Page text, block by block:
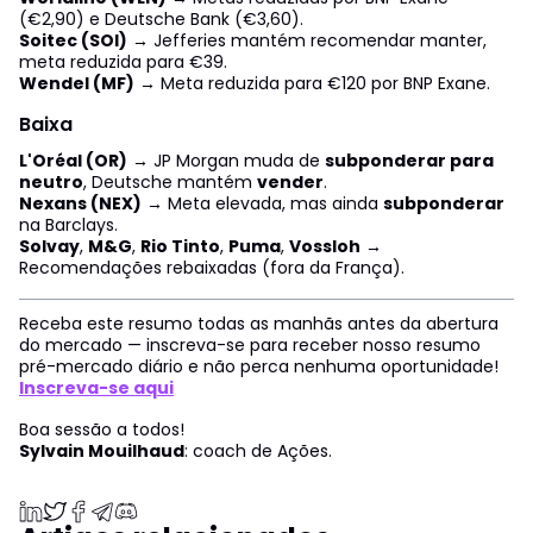
(€2,90) e Deutsche Bank (€3,60).
Soitec (SOI) → Jefferies mantém recomendar manter,
meta reduzida para €39.
Wendel (MF) → Meta reduzida para €120 por BNP Exane.
Baixa
L'Oréal (OR) → JP Morgan muda de subponderar para
neutro, Deutsche mantém vender.
Nexans (NEX) → Meta elevada, mas ainda subponderar
na Barclays.
Solvay, M&G, Rio Tinto, Puma, Vossloh →
Recomendações rebaixadas (fora da França).
Receba este resumo todas as manhãs antes da abertura
do mercado — inscreva-se para receber nosso resumo
pré-mercado diário e não perca nenhuma oportunidade!
Inscreva-se aqui
Boa sessão a todos!
Sylvain Mouilhaud: coach de Ações.